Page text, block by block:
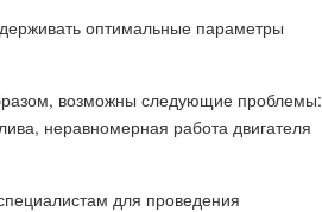
оптимальные параметры
возможны следующие проблемы:
неравномерная работа двигателя
для проведения